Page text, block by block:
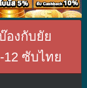
องกับยัย
ซับไทย